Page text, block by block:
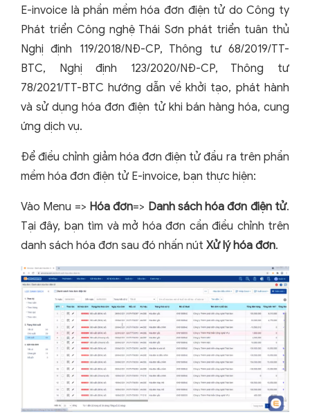
E-invoice là phần mềm hóa đơn điện tử do Công ty
Phát triển Công nghệ Thái Sơn phát triển tuân thủ
Nghị định 119/2018/NĐ-CP, Thông tư 68/2019/TT-
BTC, Nghị định 123/2020/NĐ-CP, Thông tư
78/2021/TT-BTC hướng dẫn về khởi tạo, phát hành
và sử dụng hóa đơn điện tử khi bán hàng hóa, cung
ứng dịch vụ.
Để điều chỉnh giảm hóa đơn điện tử đầu ra trên phần
mềm hóa đơn điện tử E-invoice, bạn thực hiện:
Vào Menu => Hóa đơn=> Danh sách hóa đơn điện tử.
Tại đây, bạn tìm và mở hóa đơn cần điều chỉnh trên
danh sách hóa đơn sau đó nhấn nút Xử lý hóa đơn.